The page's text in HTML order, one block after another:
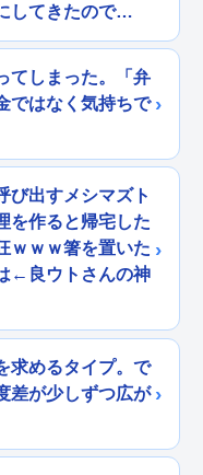
してきたので…
てしまった。「弁
ではなく気持ちで
び出すメシマズト
を作ると帰宅した
ｗｗｗ箸を置いた
←良ウトさんの神
求めるタイプ。で
差が少しずつ広が